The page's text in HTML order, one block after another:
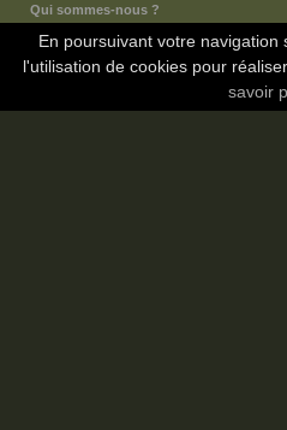
Qui sommes-nous ?
Nos partenaires
Faites-nous connaitre
Nous contacter
En poursuivant votre navigation
l'utilisation de cookies pour
savoir